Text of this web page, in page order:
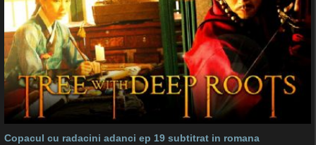
Copacul cu radacini adanci ep 19 subtitrat in romana